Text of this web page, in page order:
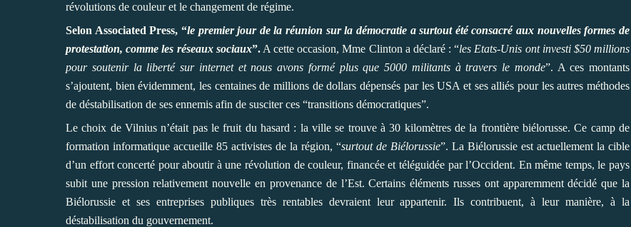
révolutions de couleur et le changement de régime.
Selon Associated Press, “le premier jour de la réunion sur la démocratie a surtout été consacré aux nouvelles formes de
protestation, comme les réseaux sociaux”.A cette occasion, Mme Clinton a déclaré : “les Etats-Unis ont investi $50 millions
pour soutenir la liberté sur internet et nous avons formé plus que 5000 militants à travers le monde”. A ces montants
s’ajoutent, bien évidemment, les centaines de millions de dollars dépensés par les USA et ses alliés pour les autres méthodes
de déstabilisation de ses ennemis afin de susciter ces “transitions démocratiques”.
Le choix de Vilnius n’était pas le fruit du hasard : la ville se trouve à 30 kilomètres de la frontière biélorusse. Ce camp de
formation informatique accueille 85 activistes de la région, “surtout de Biélorussie”. La Biélorussie est actuellement la cible
d’un effort concerté pour aboutir à une révolution de couleur, financée et téléguidée par l’Occident. En même temps, le pays
subit une pression relativement nouvelle en provenance de l’Est. Certains éléments russes ont apparemment décidé que la
Biélorussie et ses entreprises publiques très rentables devraient leur appartenir. Ils contribuent, à leur manière, à la
déstabilisation du gouvernement.